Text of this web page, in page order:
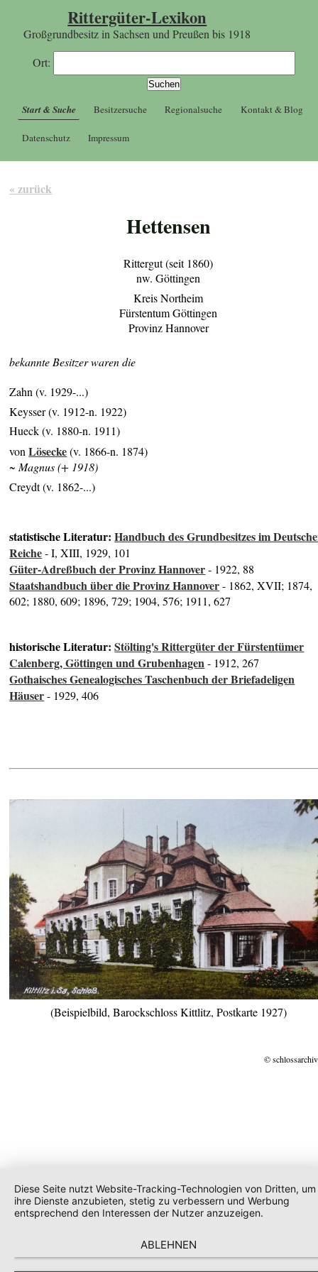
Rittergüter-Lexikon
Großgrundbesitz in Sachsen und Preußen bis 1918
Ort:
Start & Suche Besitzersuche Regionalsuche Kontakt & Blog
Datenschutz Impressum
« zurück
Hettensen
Rittergut (seit 1860)
nw. Göttingen
Kreis Northeim
Fürstentum Göttingen
Provinz Hannover
bekannte Besitzer waren die
Zahn (v. 1929-...)
Keysser (v. 1912-n. 1922)
Hueck (v. 1880-n. 1911)
vonLösecke(v. 1866-n. 1874)
~ Magnus (+ 1918)
Creydt (v. 1862-...)
statistische Literatur:Handbuch des Grundbesitzes im
Reiche- I, XIII, 1929, 101
Güter-Adreßbuch der Provinz Hannover- 1922, 88
Staatshandbuch über die Provinz Hannover- 1862, XVII; 1874,
602; 1880, 609; 1896, 729; 1904, 576; 1911, 627
historische Literatur:Stölting's Rittergüter der Fürstentümer
Calenberg, Göttingen und Grubenhagen- 1912, 267
Gothaisches Genealogisches Taschenbuch der Briefadeligen
Häuser- 1929, 406
(Beispielbild, Barockschloss Kittlitz, Postkarte 1927)
©
Diese Seite nutzt Website-Tracking-Technologien von Dritten, um
ihre Dienste anzubieten, stetig zu verbessern und Werbung
entsprechend den Interessen der Nutzer anzuzeigen.
ABLEHNEN